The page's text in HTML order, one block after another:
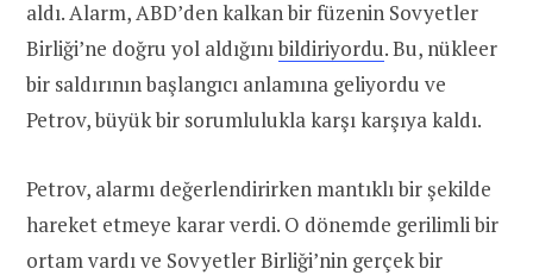
aldı. Alarm, ABD’den kalkan bir füzenin Sovyetler
Birliği’ne doğru yol aldığınıbildiriyordu. Bu, nükleer
bir saldırının başlangıcı anlamına geliyordu ve
Petrov, büyük bir sorumlulukla karşı karşıya kaldı.
Petrov, alarmı değerlendirirken mantıklı bir şekilde
hareket etmeye karar verdi. O dönemde gerilimli bir
ortam vardı ve Sovyetler Birliği’nin gerçek bir